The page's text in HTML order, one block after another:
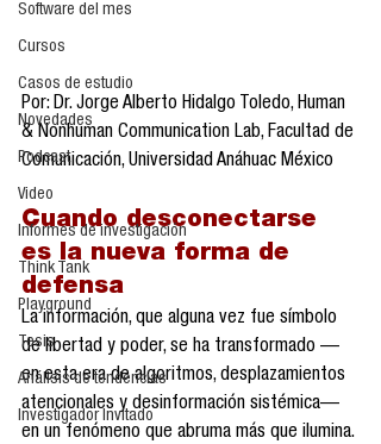
Software del mes
Cursos
Casos de estudio
Novedades
Podcast
Video
Informes de investigación
Think Tank
Playground
Tesis
Análisis de tendencias
Investigador Invitado
Por: Dr. Jorge Alberto Hidalgo Toledo, Human
& Nonhuman Communication Lab, Facultad de
Comunicación, Universidad Anáhuac México
Cuando desconectarse
es la nueva forma de
defensa
La información, que alguna vez fue símbolo
de libertad y poder, se ha transformado —
en esta era de algoritmos, desplazamientos
atencionales y desinformación sistémica—
en un fenómeno que abruma más que ilumina.